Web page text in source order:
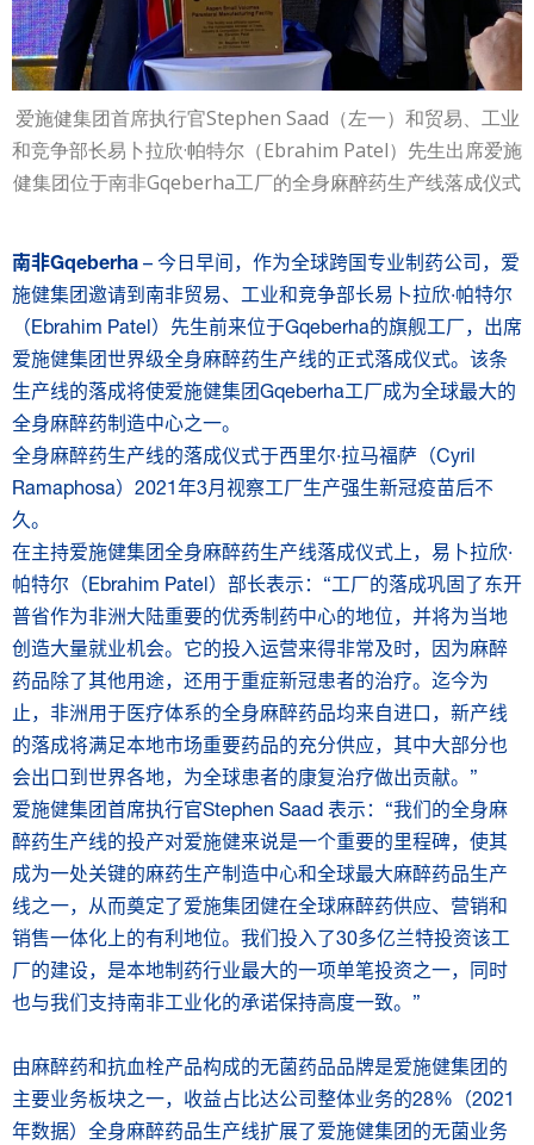
爱施健集团首席执行官Stephen Saad（左一）和贸易、工业
和竞争部长易卜拉欣·帕特尔（Ebrahim Patel）先生出席爱施
健集团位于南非Gqeberha工厂的全身麻醉药生产线落成仪式
南非Gqeberha – 今日早间，作为全球跨国专业制药公司，爱
施健集团邀请到南非贸易、工业和竞争部长易卜拉欣·帕特尔
（Ebrahim Patel）先生前来位于Gqeberha的旗舰工厂，出席
爱施健集团世界级全身麻醉药生产线的正式落成仪式。该条
生产线的落成将使爱施健集团Gqeberha工厂成为全球最大的
全身麻醉药制造中心之一。
全身麻醉药生产线的落成仪式于西里尔·拉马福萨（Cyril
Ramaphosa）2021年3月视察工厂生产强生新冠疫苗后不
久。
在主持爱施健集团全身麻醉药生产线落成仪式上，易卜拉欣·
帕特尔（Ebrahim Patel）部长表示：“工厂的落成巩固了东开
普省作为非洲大陆重要的优秀制药中心的地位，并将为当地
创造大量就业机会。它的投入运营来得非常及时，因为麻醉
药品除了其他用途，还用于重症新冠患者的治疗。迄今为
止，非洲用于医疗体系的全身麻醉药品均来自进口，新产线
的落成将满足本地市场重要药品的充分供应，其中大部分也
会出口到世界各地，为全球患者的康复治疗做出贡献。”
爱施健集团首席执行官Stephen Saad 表示：“我们的全身麻
醉药生产线的投产对爱施健来说是一个重要的里程碑，使其
成为一处关键的麻药生产制造中心和全球最大麻醉药品生产
线之一，从而奠定了爱施集团健在全球麻醉药供应、营销和
销售一体化上的有利地位。我们投入了30多亿兰特投资该工
厂的建设，是本地制药行业最大的一项单笔投资之一，同时
也与我们支持南非工业化的承诺保持高度一致。”
由麻醉药和抗血栓产品构成的无菌药品品牌是爱施健集团的
主要业务板块之一，收益占比达公司整体业务的28%（2021
年数据）全身麻醉药品生产线扩展了爱施健集团的无菌业务